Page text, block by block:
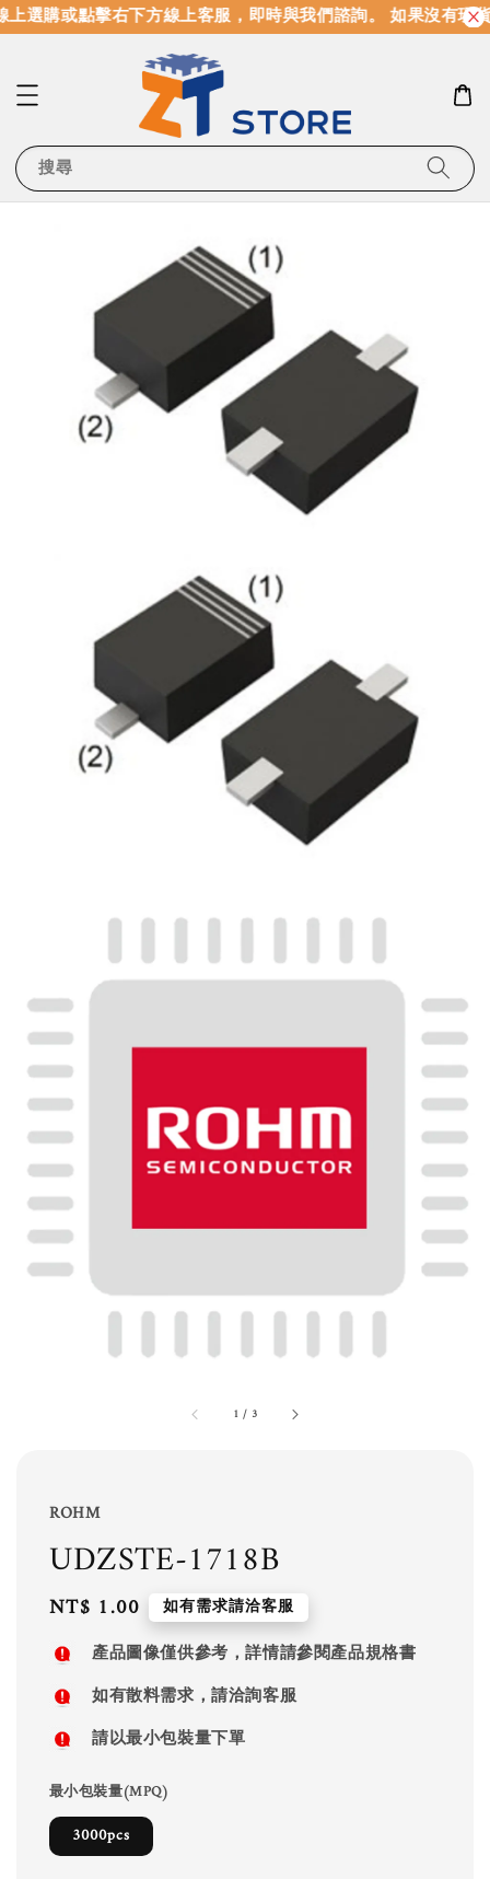
選購或點擊右下方線上客服，即時與我們諮詢。 如果沒有現
搜尋
1 / 3
ROHM
UDZSTE-1718B
Regular
price
NT$ 1.00 如有需求請洽客服
產品圖像僅供參考，詳情請參閱產品規格書
如有散料需求，請洽詢客服
請以最小包裝量下單
最小包裝量(MPQ)
3000pcs